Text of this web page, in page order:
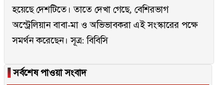
হয়েছে দেশটিতে। তাতে দেখা গেছে, বেশিরভাগ
অস্ট্রেলিয়ান বাবা-মা ও অভিভাবকরা এই সংস্কারের পক্ষে
সমর্থন করেছেন। সূত্র: বিবিসি
▐সর্বশেষ পাওয়া সংবাদ